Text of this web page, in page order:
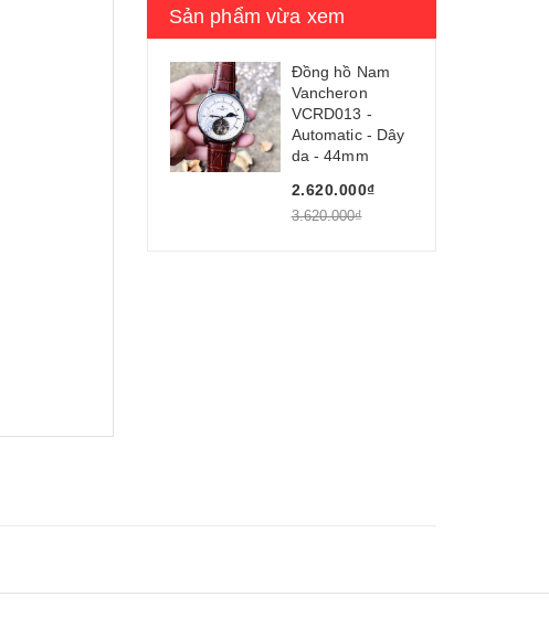
Sản phẩm vừa xem
Đồng hồ Nam
Vancheron
VCRD013 -
Automatic - Dây
da - 44mm
2.620.000₫
3.620.000₫